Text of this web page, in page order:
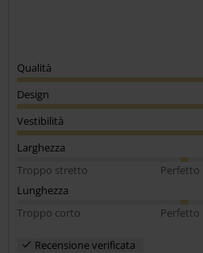
Qualità
Design
Vestibilità
Larghezza
Troppo stretto
Perfetto
Lunghezza
Troppo corto
Perfetto
Recensione verificata